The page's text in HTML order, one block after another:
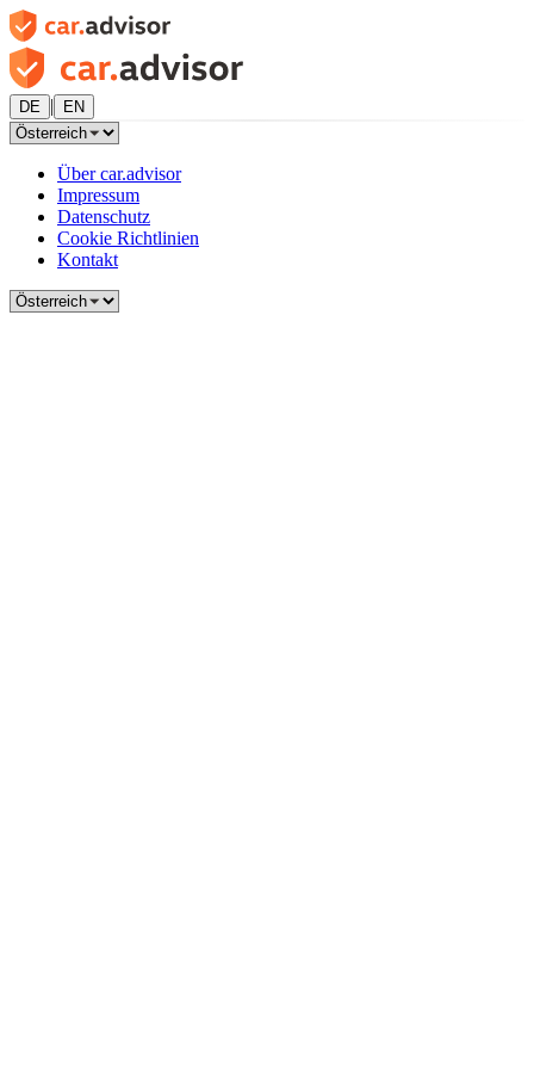
DE | EN
Über car.advisor
Impressum
Datenschutz
Cookie Richtlinien
Kontakt